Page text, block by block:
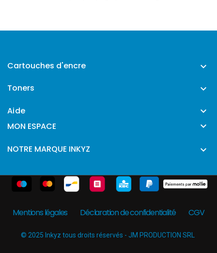
Cartouches d'encre 
Toners 
Aide 
MON ESPACE 
NOTRE MARQUE INKYZ 
Mentions légales Déclaration de confidentialité CGV
© 2025 Inkyz tous droits réservés - JM PRODUCTION SRL